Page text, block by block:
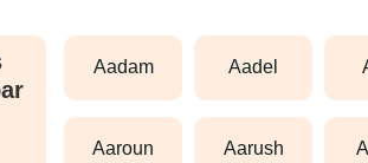
aadam aadel
aaroun aarush